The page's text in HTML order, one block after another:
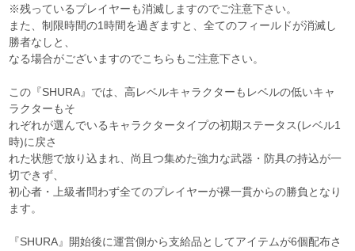
※残っているプレイヤーも消滅しますのでご注意下さい。
また、制限時間の1時間を過ぎますと、全てのフィールドが消滅し
勝者なしと、
なる場合がございますのでこちらもご注意下さい。
この『SHURA』では、高レベルキャラクターもレベルの低いキャ
ラクターもそ
れぞれが選んでいるキャラクタータイプの初期ステータス(レベル1
時)に戻さ
れた状態で放り込まれ、尚且つ集めた強力な武器・防具の持込が一
切できず、
初心者・上級者問わず全てのプレイヤーが裸一貫からの勝負となり
ます。
『SHURA』開始後に運営側から支給品としてアイテムが6個配布さ